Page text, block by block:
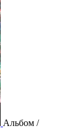
Альбом /